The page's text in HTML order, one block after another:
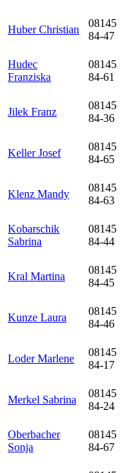
Huber Christian
08145
84-47
Hudec
Franziska
08145
84-61
Jilek Franz
08145
84-36
Keller Josef
08145
84-65
Klenz Mandy
08145
84-63
Kobarschik
Sabrina
08145
84-44
Kral Martina
08145
84-45
Kunze Laura
08145
84-46
Loder Marlene
08145
84-17
Merkel Sabrina
08145
84-24
Oberbacher
Sonja
08145
84-67